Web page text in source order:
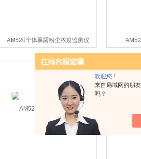
欢迎您！
来自局域网的朋
吗？
AM520个体暴露粉尘浓度监测仪